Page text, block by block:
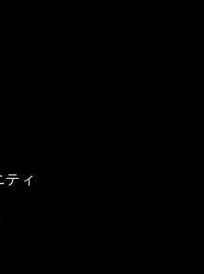
China's Financial
Perspective on
Peninsula
ティ